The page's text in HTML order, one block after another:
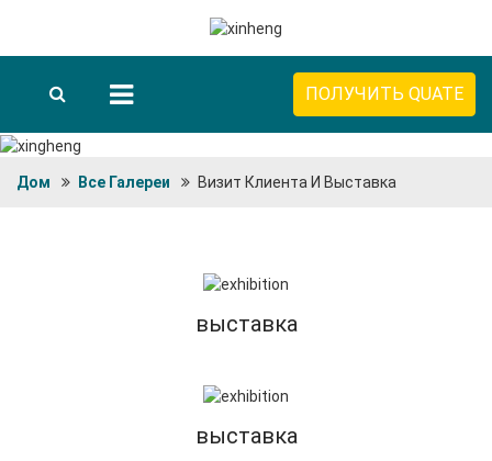
ПОЛУЧИТЬ QUATE
Дом Все Галереи Визит Клиента И Выставка
выставка
выставка